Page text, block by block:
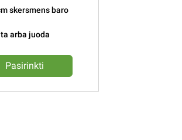
skersmens baro
arba juoda
Pasirinkti